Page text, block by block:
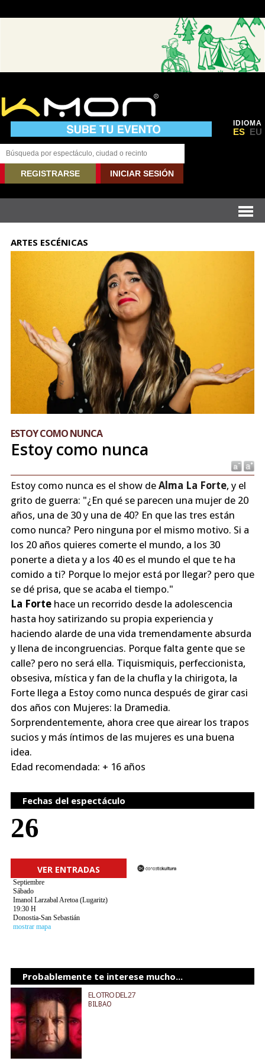
IDIOMA
ES EU
REGISTRARSE INICIAR SESIÓN
ARTES ESCÉNICAS
ESTOY COMO NUNCA
Estoy como nunca
Estoy como nunca es el show de Alma La Forte, y el
grito de guerra: "¿En qué se parecen una mujer de 20
años, una de 30 y una de 40? En que las tres están
como nunca? Pero ninguna por el mismo motivo. Si a
los 20 años quieres comerte el mundo, a los 30
ponerte a dieta y a los 40 es el mundo el que te ha
comido a ti? Porque lo mejor está por llegar? pero que
se dé prisa, que se acaba el tiempo."
La Fortehace un recorrido desde la adolescencia
hasta hoy satirizando su propia experiencia y
haciendo alarde de una vida tremendamente absurda
y llena de incongruencias. Porque falta gente que se
calle? pero no será ella. Tiquismiquis, perfeccionista,
obsesiva, mística y fan de la chufla y la chirigota, la
Forte llega a Estoy como nunca después de girar casi
dos años con Mujeres: la Dramedia.
Sorprendentemente, ahora cree que airear los trapos
sucios y más íntimos de las mujeres es una buena
idea.
Edad recomendada: + 16 años
Fechas del espectáculo
26
VER ENTRADAS
Septiembre
Sábado
Imanol Larzabal Aretoa (Lugaritz)
19:30 H
Donostia-San Sebastián
mostrar mapa
Probablemente te interese mucho...
EL OTRO DEL 27
BILBAO